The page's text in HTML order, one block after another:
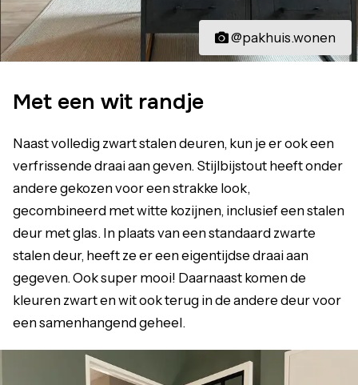
@pakhuis.wonen
Met een wit randje
Naast volledig zwart stalen deuren, kun je er ook een
verfrissende draai aan geven. Stijlbijstout heeft onder
andere gekozen voor een strakke look,
gecombineerd met witte kozijnen, inclusief een stalen
deur met glas. In plaats van een standaard zwarte
stalen deur, heeft ze er een eigentijdse draai aan
gegeven. Ook super mooi! Daarnaast komen de
kleuren zwart en wit ook terug in de andere deur voor
een samenhangend geheel.